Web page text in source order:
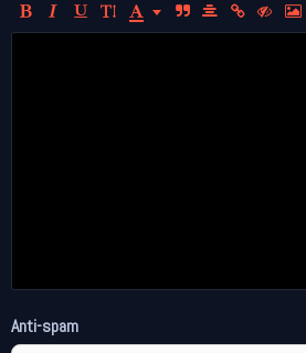
Anti-spam